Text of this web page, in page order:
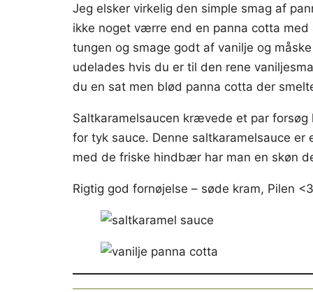
Jeg elsker virkelig den simple smag af
ikke noget værre end en panna cotta
tungen og smage godt af vanilje og
udelades hvis du er til den rene
du en sat men blød panna cotta der
Saltkaramelsaucen krævede et par
for tyk sauce. Denne saltkaramelsauce
med de friske hindbær har man en skøn
Rigtig god fornøjelse – søde kram, Pilen <3